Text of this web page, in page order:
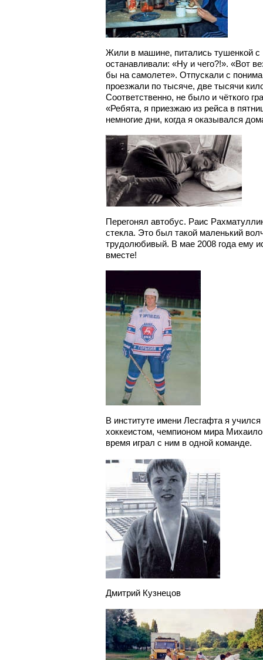
Жили в машине, питались тушенкой с
останавливали: «Ну и чего?!». «Вот
бы на самолете». Отпускали с
проезжали по тысяче, две тысячи
Соответственно, не было и чёткого
«Ребята, я приезжаю из рейса в
немногие дни, когда я оказывался
Перегонял автобус. Раис
стекла. Это был такой маленький
трудолюбивый. В мае 2008 года ему
вместе!
В институте имени Лесгафта я
хоккеистом, чемпионом мира
время играл с ним в одной команде.
Дмитрий Кузнецов